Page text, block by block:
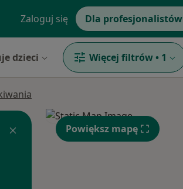
Zaloguj się Dla profesjonalistów
dzieci Więcej filtrów • 1
Powiększ mapę